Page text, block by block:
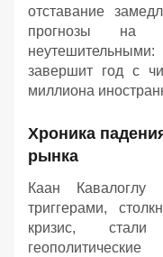
отставание
прогнозы на
завершит год с
миллиона
Хроника
рынка
Каан Кавалоглу
триггерами,
кризис, стали